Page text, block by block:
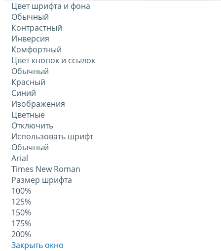
Цвет шрифта и фона
Обычный
Контрастный
Инверсия
Комфортный
Цвет кнопок и ссылок
Обычный
Красный
Синий
Изображения
Цветные
Отключить
Использовать шрифт
Обычный
Arial
Times New Roman
Размер шрифта
100%
125%
150%
175%
200%
Закрыть окно